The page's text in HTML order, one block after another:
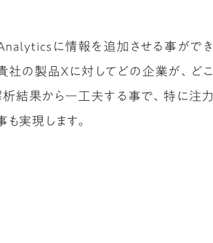
に情報を追加させる事ができ
社の製品Xに対してどの企業が、どこ
析結果から一工夫する事で、特に注力
実現します。